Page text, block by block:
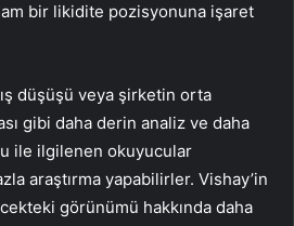
bir likidite pozisyonuna işaret
düşüşü veya şirketin orta
gibi daha derin analiz ve daha
ile ilgilenen okuyucular
araştırma yapabilirler. Vishay’in
görünümü hakkında daha